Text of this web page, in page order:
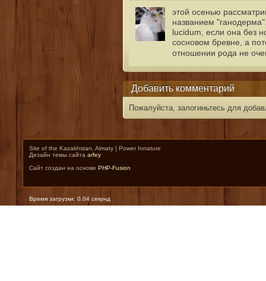
этой осенью
названием
lucidum, если она без
сосновом бревне, а
отношении рода не
Добавить комментарий
Пожалуйста, залогиньтесь для
Site of the Kazakhstan, Almaty | Power Innature
Дизайн темы сайта arfey
Сайт создан на основе PHP-Fusion
Время загрузки: 0.04 секунд